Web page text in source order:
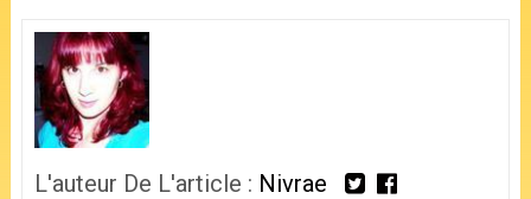
L'auteur De L'article : Nivrae